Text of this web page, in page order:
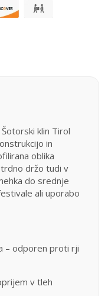
klin Tirol
in
oblika
držo tudi v
do srednje
ali uporabo
– odporen proti rji
v tleh